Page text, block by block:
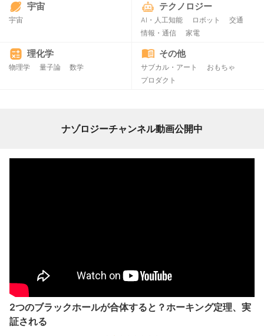
宇宙
宇宙
テクノロジー
AI・人工知能 ロボット
交通
情報・通信
家電
理化学
物理学 量子論 数学
その他
サブカル・アート
おもちゃ
プロダクト
ナゾロジーチャンネル動画公開中
2つのブラックホールが合体すると？ホーキング定理、実
証される